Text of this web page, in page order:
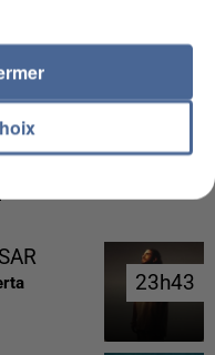
DE LA DZ
23h43
23h43